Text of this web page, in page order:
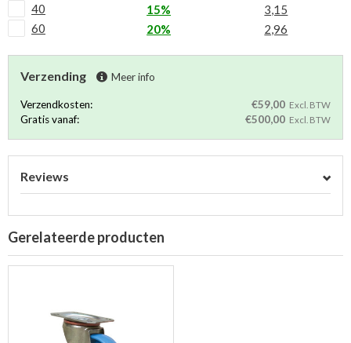
40
15%
3,15
60
20% 2,96
Verzending Meer info
Verzendkosten: €59,00 Excl. BTW
Gratis vanaf: €500,00 Excl. BTW
Reviews
Gerelateerde producten